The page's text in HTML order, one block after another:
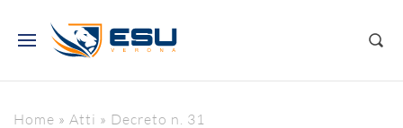
Home » Atti » Decreto n. 31